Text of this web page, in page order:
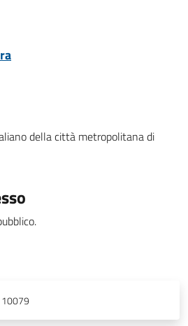
della città metropolitana di
10079